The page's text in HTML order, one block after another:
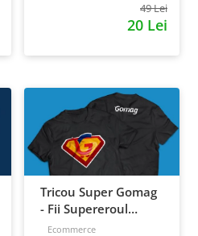
49 Lei
20 Lei
Tricou Super Gomag
- Fii Supereroul
Clientilor Tai
Ecommerce